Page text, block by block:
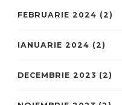
FEBRUARIE 2024 (2)
IANUARIE 2024 (2)
DECEMBRIE 2023 (2)